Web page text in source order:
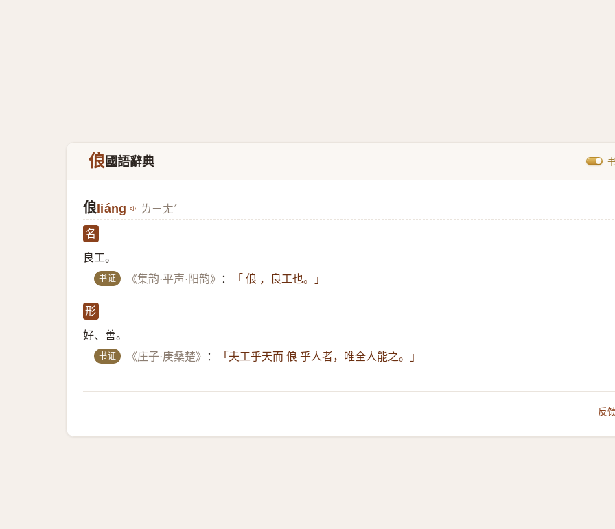
俍國語辭典
俍 liáng ㄌㄧㄤˊ
名
良工。
书证 《集韵·平声·阳韵》 ： 「 俍 ，良工也。」
形
好、善。
书证 《庄子·庚桑楚》 ： 「夫工乎天而 俍 乎人者，唯全人能之。」
反